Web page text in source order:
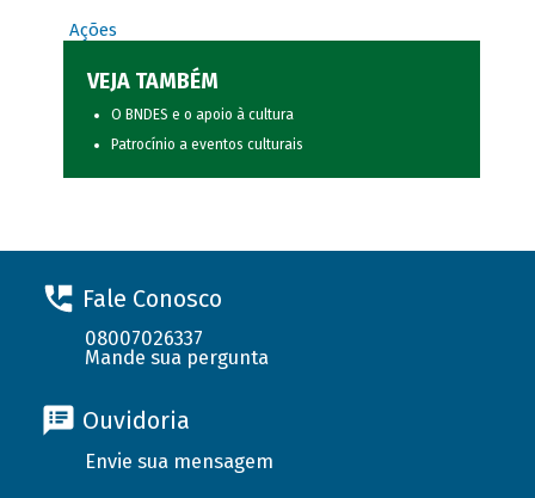
Ações
VEJA TAMBÉM
O BNDES e o apoio à cultura
Patrocínio a eventos culturais
Fale Conosco
08007026337
Mande sua pergunta
Ouvidoria
Envie sua mensagem